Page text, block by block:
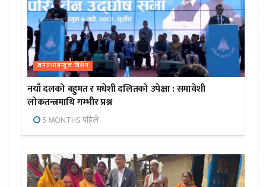
जनप्रभाबन्युज विशेष
नयाँ दलको बहुमत र मधेशी दलितको उपेक्षा : समावेशी
लोकतन्त्रमाथि गम्भीर प्रश्न
5 MONTHS पहिले